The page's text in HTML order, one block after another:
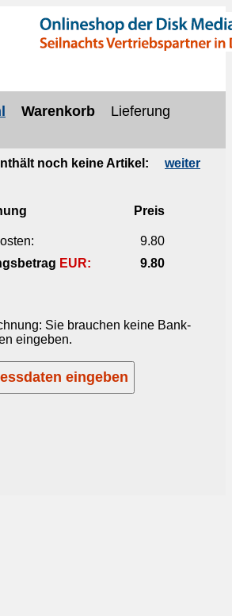
Warenkorb Lieferung
noch keine Artikel: weiter
Preis
9.80
EUR: 9.80
Sie brauchen keine Bank-
eingeben.